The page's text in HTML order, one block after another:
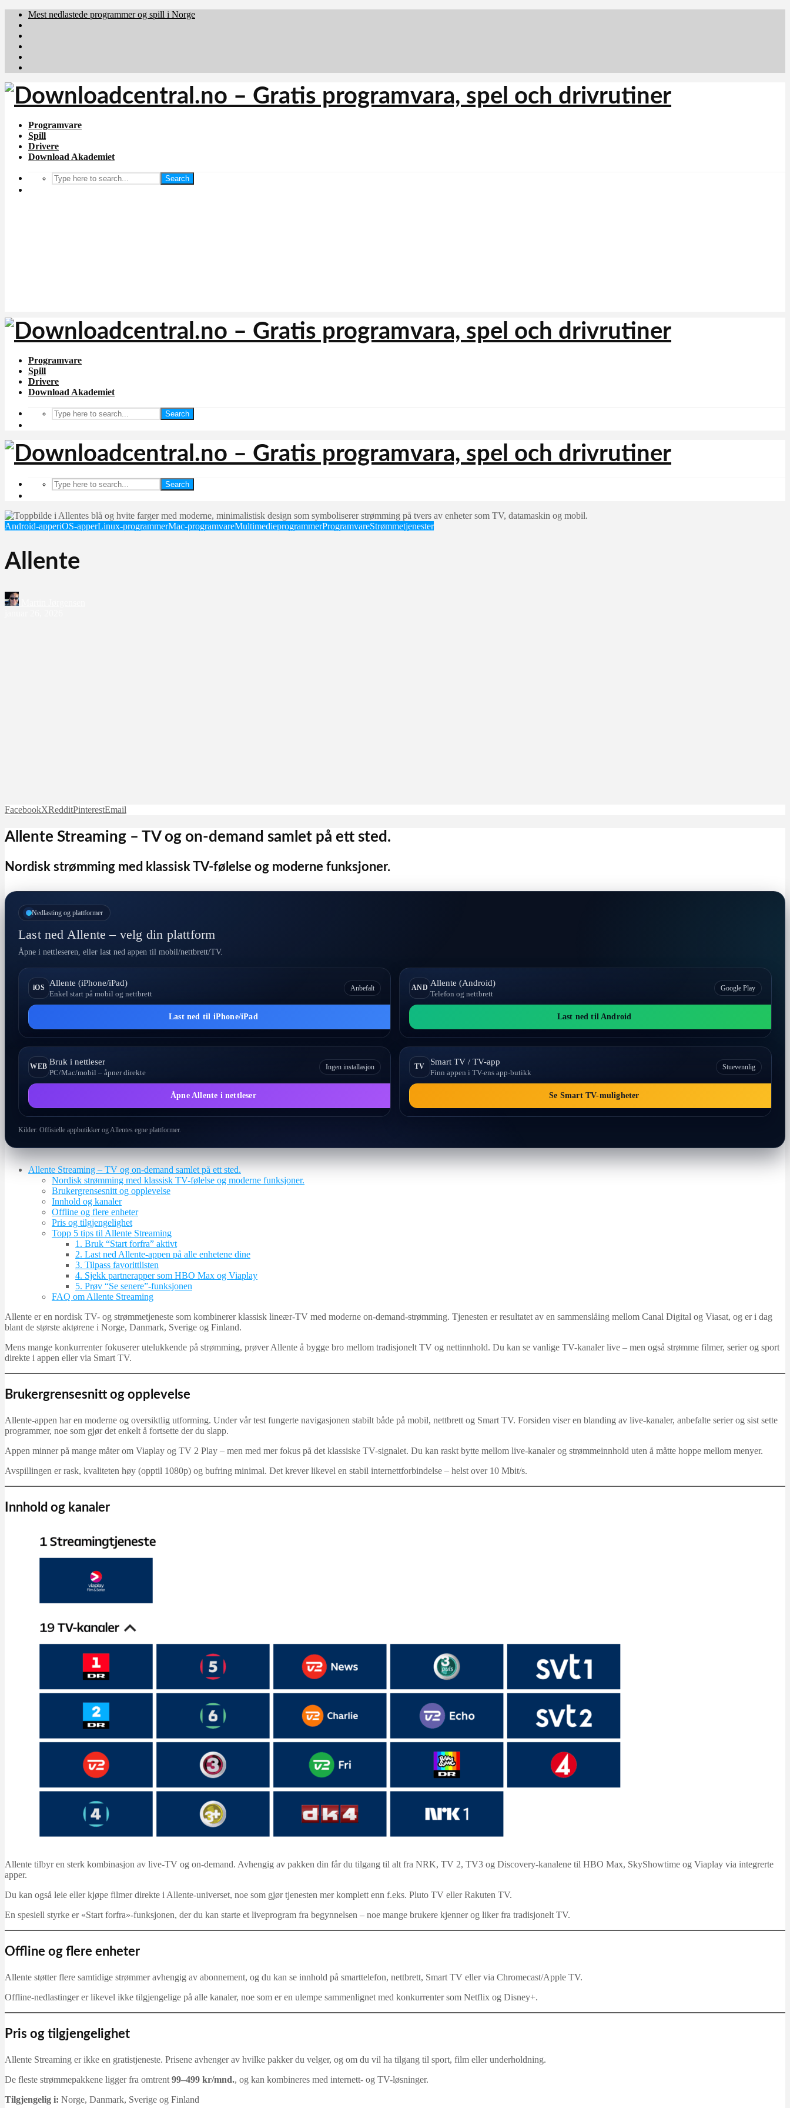
Mest nedlastede programmer og spill i Norge
Programvare
Spill
Drivere
Download Akademiet
Search
Programvare
Spill
Drivere
Download Akademiet
Search
Search
Android-apperiOS-apperLinux-programmerMac-programvareMultimedieprogrammerProgramvareStrømmetjenester
Allente
FacebookXRedditPinterestEmail
Allente Streaming – TV og on-demand samlet på ett sted.
Nordisk strømming med klassisk TV-følelse og moderne funksjoner.
Nedlasting og plattformer
Last ned Allente – velg din plattform
Åpne i nettleseren, eller last ned appen til mobil/nettbrett/TV.
iOS
Allente (iPhone/iPad)
Enkel start på mobil og nettbrett
Anbefalt
Last ned til iPhone/iPad
AND
Allente (Android)
Telefon og nettbrett
Google Play
Last ned til Android
WEB
Bruk i nettleser
PC/Mac/mobil – åpner direkte
Ingen installasjon
Åpne Allente i nettleser
TV
Smart TV / TV-app
Finn appen i TV-ens app-butikk
Stuevennlig
Se Smart TV-muligheter
Kilder: Offisielle appbutikker og Allentes egne plattformer.
Allente Streaming – TV og on-demand samlet på ett sted.
Nordisk strømming med klassisk TV-følelse og moderne funksjoner.
Brukergrensesnitt og opplevelse
Innhold og kanaler
Offline og flere enheter
Pris og tilgjengelighet
Topp 5 tips til Allente Streaming
1. Bruk “Start forfra” aktivt
2. Last ned Allente-appen på alle enhetene dine
3. Tilpass favorittlisten
4. Sjekk partnerapper som HBO Max og Viaplay
5. Prøv “Se senere”-funksjonen
FAQ om Allente Streaming
Allente er en nordisk TV- og strømmetjeneste som kombinerer klassisk lineær-TV med moderne on-demand-strømming. Tjenesten er resultatet av en sammenslåing mellom Canal Digital og Viasat, og er i dag
blant de største aktørene i Norge, Danmark, Sverige og Finland.
Mens mange konkurrenter fokuserer utelukkende på strømming, prøver Allente å bygge bro mellom tradisjonelt TV og nettinnhold. Du kan se vanlige TV-kanaler live – men også strømme filmer, serier og sport
direkte i appen eller via Smart TV.
Brukergrensesnitt og opplevelse
Allente-appen har en moderne og oversiktlig utforming. Under vår test fungerte navigasjonen stabilt både på mobil, nettbrett og Smart TV. Forsiden viser en blanding av live-kanaler, anbefalte serier og sist sette
programmer, noe som gjør det enkelt å fortsette der du slapp.
Appen minner på mange måter om Viaplay og TV 2 Play – men med mer fokus på det klassiske TV-signalet. Du kan raskt bytte mellom live-kanaler og strømmeinnhold uten å måtte hoppe mellom menyer.
Avspillingen er rask, kvaliteten høy (opptil 1080p) og bufring minimal. Det krever likevel en stabil internettforbindelse – helst over 10 Mbit/s.
Innhold og kanaler
Allente tilbyr en sterk kombinasjon av live-TV og on-demand. Avhengig av pakken din får du tilgang til alt fra NRK, TV 2, TV3 og Discovery-kanalene til HBO Max, SkyShowtime og Viaplay via integrerte
apper.
Du kan også leie eller kjøpe filmer direkte i Allente-universet, noe som gjør tjenesten mer komplett enn f.eks. Pluto TV eller Rakuten TV.
En spesiell styrke er «Start forfra»-funksjonen, der du kan starte et liveprogram fra begynnelsen – noe mange brukere kjenner og liker fra tradisjonelt TV.
Offline og flere enheter
Allente støtter flere samtidige strømmer avhengig av abonnement, og du kan se innhold på smarttelefon, nettbrett, Smart TV eller via Chromecast/Apple TV.
Offline-nedlastinger er likevel ikke tilgjengelige på alle kanaler, noe som er en ulempe sammenlignet med konkurrenter som Netflix og Disney+.
Pris og tilgjengelighet
Allente Streaming er ikke en gratistjeneste. Prisene avhenger av hvilke pakker du velger, og om du vil ha tilgang til sport, film eller underholdning.
De fleste strømme­pakkene ligger fra omtrent 99–499 kr/mnd., og kan kombineres med internett- og TV-løsninger.
Tilgjengelig i: Norge, Danmark, Sverige og Finland